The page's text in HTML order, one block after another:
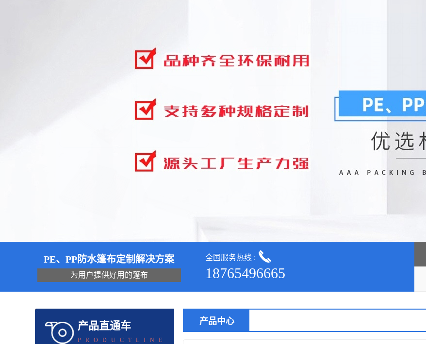
PE、PP防水篷布定制解决方案
为用户提供好用的篷布
全国服务热线 :
18765496665
产品直通车
PRODUCTLINE
产品中心